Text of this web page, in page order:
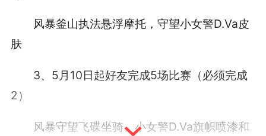
风暴釜山执法悬浮摩托，守望小女警D.Va皮
肤
3、5月10日起好友完成5场比赛（必须完成
2）
风暴守望飞碟坐骑、小女警D.Va旗帜喷漆和